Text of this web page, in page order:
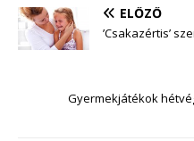
ELŐZŐ
’Csakazértis’
Gyermekjátékok